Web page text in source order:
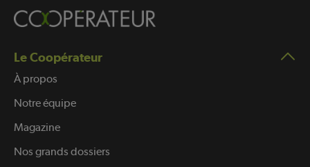
Le Coopérateur
À propos
Notre équipe
Magazine
Nos grands dossiers